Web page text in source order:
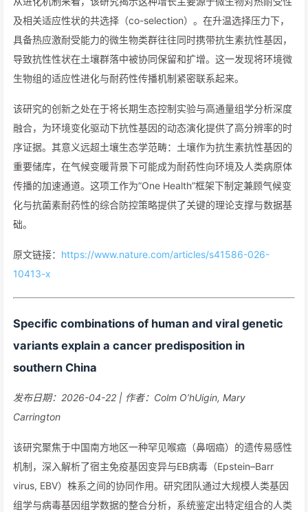
及相关适应性状的共选择（co-selection）。在升温选择压力下，
具备热应激耐受能力的微生物类群往往同时携带抗生素抗性基因，
导致抗性性状在土壤群落中被协同保留和扩增。这一发现将环境微
生物组的适应性进化与耐药性传播机制紧密联系起来。
该研究的创新之处在于将长期生态控制实验与高通量组学分析深度
融合，为环境变化驱动下抗性基因的动态演化提供了高分辨率的时
序证据。其意义远超土壤生态学范畴：土壤作为抗生素抗性基因的
重要储库，在气候变暖背景下可能成为耐药性向环境及人类病原体
传播的加速通道。这项工作为”One Health”框架下制定兼顾气候变
化与抗菌素耐药性的综合防控策略提供了关键的理论支撑与数据基
础。
原文链接： https://www.nature.com/articles/s41586-026-
10413-x
Specific combinations of human and viral genetic
variants explain a cancer predisposition in
southern China
发布日期：2026-04-22 | 作者：Colm O’hUigin, Mary
Carrington
该研究聚焦于中国南方地区一种罕见喉癌（鼻咽癌）的遗传易感性
机制，深入解析了宿主免疫基因变异与EB病毒（Epstein–Barr
virus, EBV）株系之间的协同作用。研究团队通过大规模人类基因
组学与病毒基因组学数据的整合分析，系统鉴定出特定组合的人类